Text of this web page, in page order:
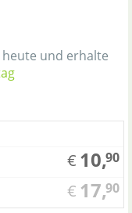
heute und erhalte
€ 10,90
€ 17,90